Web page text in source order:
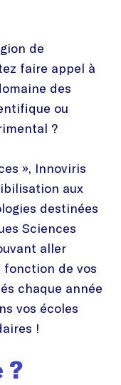
de
faire appel à
des
ou
?
», Innoviris
aux
destinées
Sciences
aller
fonction de vos
chaque année
vos écoles
!
?